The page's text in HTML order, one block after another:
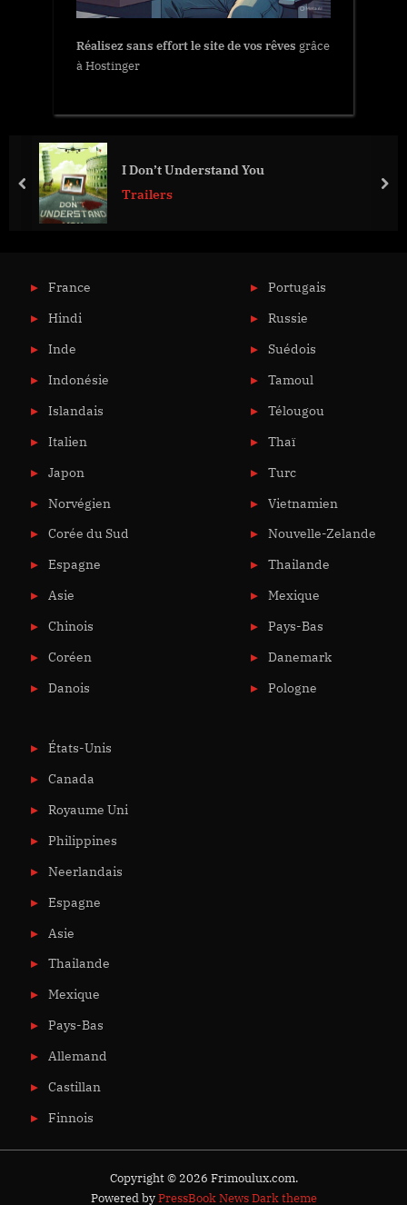
Réalisez sans effort le site de vos rêves grâce
à Hostinger
I Don’t Understand You
Trailers
prev
France
Hindi
Inde
Indonésie
Islandais
Italien
Japon
Norvégien
Corée du Sud
Espagne
Asie
Chinois
Coréen
Danois
Portugais
Russie
Suédois
Tamoul
Télougou
Thaï
Turc
Vietnamien
Nouvelle-Zelande
Thailande
Mexique
Pays-Bas
Danemark
Pologne
États-Unis
Canada
Royaume Uni
Philippines
Neerlandais
Espagne
Asie
Thailande
Mexique
Pays-Bas
Allemand
Castillan
Finnois
Copyright © 2026 Frimoulux.com.
Powered byPressBook News Dark theme